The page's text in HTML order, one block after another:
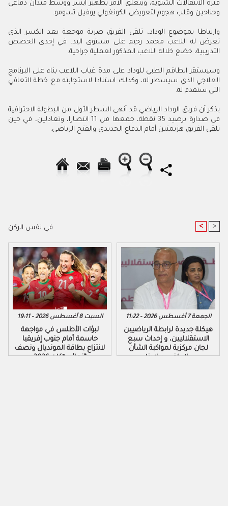
فترة الانتقالات الشتوية، ويتعلق الأمر بظهير أيسر ووسط ميدان دفاعي
وجناحين وقلب هجوم لتعويض الكونغولي يوفيل تسومو.
وارتباطا بموضوع الوداد، تلقى الفريق ضربة موجعة بعد الكسر الذي
تعرض له اللاعب محمد رحيم على مستوى اليد، في إحدى الحصص
التدريبية، خضع خلاله اللاعب المذكور لعملية جراحية.
وسيستقر الطاقم الطبي للوداد على مدة غياب اللاعب بناء على البرنامج
العلاجي الذي سيسطر له، وكذلك استنادا لاستجابته مع خطة التعافي
التي ستقدم له.
يذكر أن فريق الوداد الرياضي قد أنهى الشطر الأول من البطولة الاحترافية
في صدارة برصيد 35 نقطة، جمعها من 11 انتصارا، وتعادلين، في حين
تلقى الفريق هزيمتين أمام الدفاع الجديدي والفتح الرياضي.
في نفس الركن < >
السبت 8 أغسطس 2026 - 19:11
لبؤات الأطلس في مواجهة
حاسمة أمام جنوب إفريقيا
لانتزاع بطاقة المونديال ونصف
نهائي “كان 2026”
الجمعة 7 أغسطس 2026 - 11:22
هيكلة جديدة لرابطة الرياضيين
الاستقلاليين، و إحداث سبع
لجان مركزية لمواكبة الشأن
الرياضي ببلادنا..